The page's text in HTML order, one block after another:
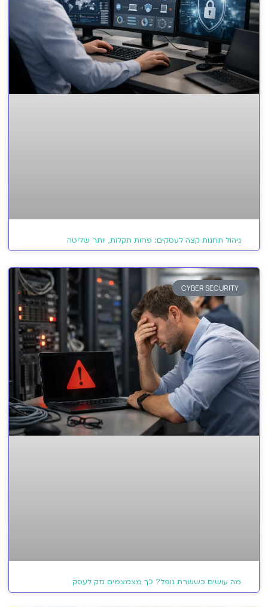
ניהול תחנות קצה לעסקים: פחות תקלות, יותר שליטה
CYBER SECURITY
מה עושים כששרת נופל? כך מצמצמים נזק לעסק